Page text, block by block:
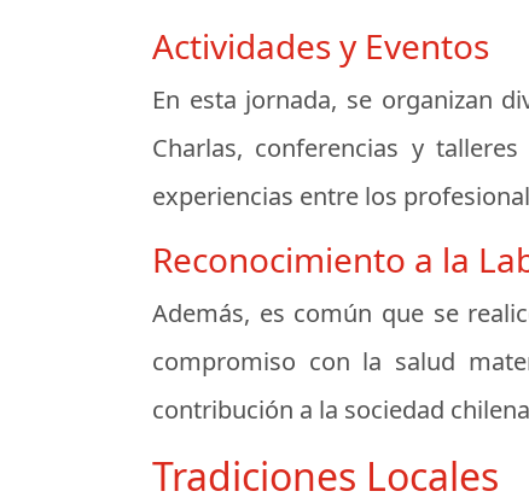
Actividades y Eventos
En esta jornada, se organizan
Charlas, conferencias y
experiencias entre los
Reconocimiento a la
Además, es común que se
compromiso con la salud
contribución a la sociedad
Tradiciones Locales